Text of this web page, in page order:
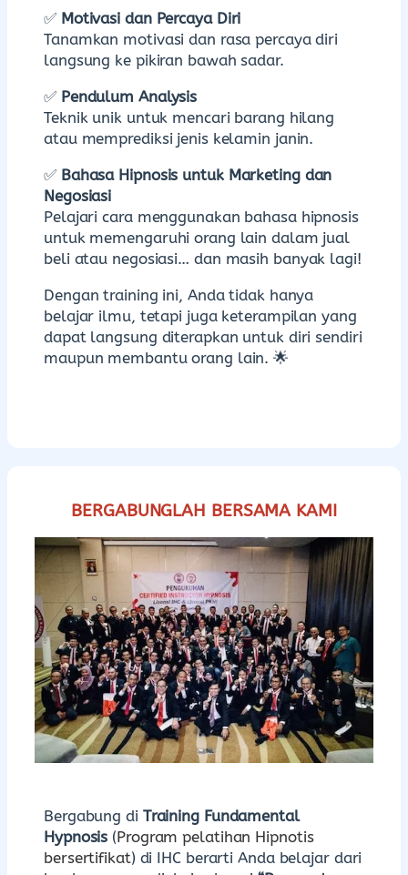
✅ Motivasi dan Percaya Diri
Tanamkan motivasi dan rasa percaya diri
langsung ke pikiran bawah sadar.
✅ Pendulum Analysis
Teknik unik untuk mencari barang hilang
atau memprediksi jenis kelamin janin.
✅ Bahasa Hipnosis untuk Marketing dan
Negosiasi
Pelajari cara menggunakan bahasa hipnosis
untuk memengaruhi orang lain dalam jual
beli atau negosiasi… dan masih banyak lagi!
Dengan training ini, Anda tidak hanya
belajar ilmu, tetapi juga keterampilan yang
dapat langsung diterapkan untuk diri sendiri
maupun membantu orang lain. 🌟
BERGABUNGLAH BERSAMA KAMI
Bergabung di Training Fundamental
Hypnosis (Program pelatihan Hipnotis
bersertifikat) di IHC berarti Anda belajar dari